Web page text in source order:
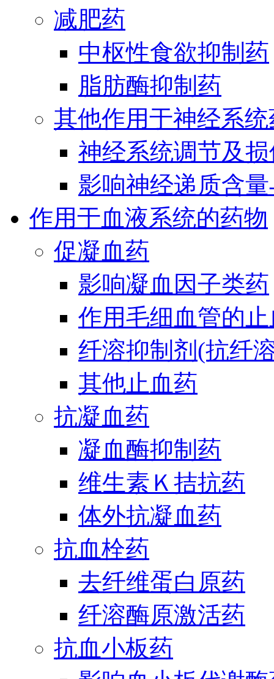
减肥药
中枢性食欲抑制药
脂肪酶抑制药
其他作用于神经系统
神经系统调节及
影响神经递质含
作用于血液系统的药物
促凝血药
影响凝血因子类药
作用毛细血管的
纤溶抑制剂(抗纤
其他止血药
抗凝血药
凝血酶抑制药
维生素Ｋ拮抗药
体外抗凝血药
抗血栓药
去纤维蛋白原药
纤溶酶原激活药
抗血小板药